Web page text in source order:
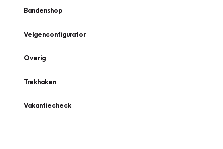
Bandenshop
Velgenconfigurator
Overig
Trekhaken
Vakantiecheck